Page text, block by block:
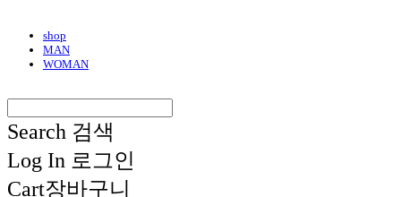
shop
MAN
WOMAN
Search 검색
Log In 로그인
Cart장바구니